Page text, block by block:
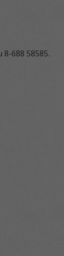
688 58585.